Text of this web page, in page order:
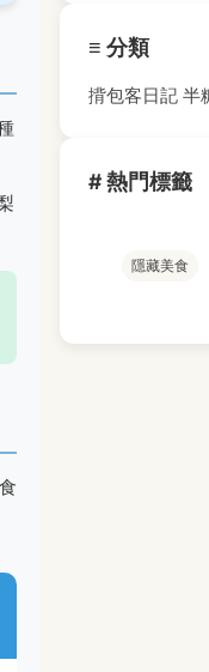
≡ 分類
揹包客日記 半
# 熱門標籤
隱藏美食